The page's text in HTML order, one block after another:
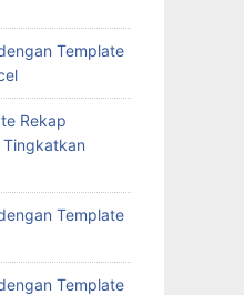
Template
Rekap
Tingkatkan
Template
Template